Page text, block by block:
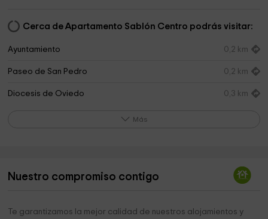
Cerca de Apartamento Sablón Centro podrás visitar:
Ayuntamiento 0,2 km
Paseo de San Pedro 0,2 km
Diocesis de Oviedo 0,3 km
Prau Riu 2,1 km
Más
Nuestro compromiso contigo
Te garantizamos la mejor calidad de nuestros alojamientos y